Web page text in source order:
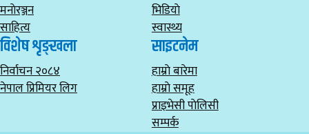
मनाेरञ्जन
साहित्य
भिडियाे
स्वास्थ्य
विशेष शृङ्खला
निर्वाचन २०८४
नेपाल प्रिमियर लिग
साइटनेम
हाम्राे बारेमा
हाम्राे समूह
प्राइभेसी पाेलिसी
सम्पर्क